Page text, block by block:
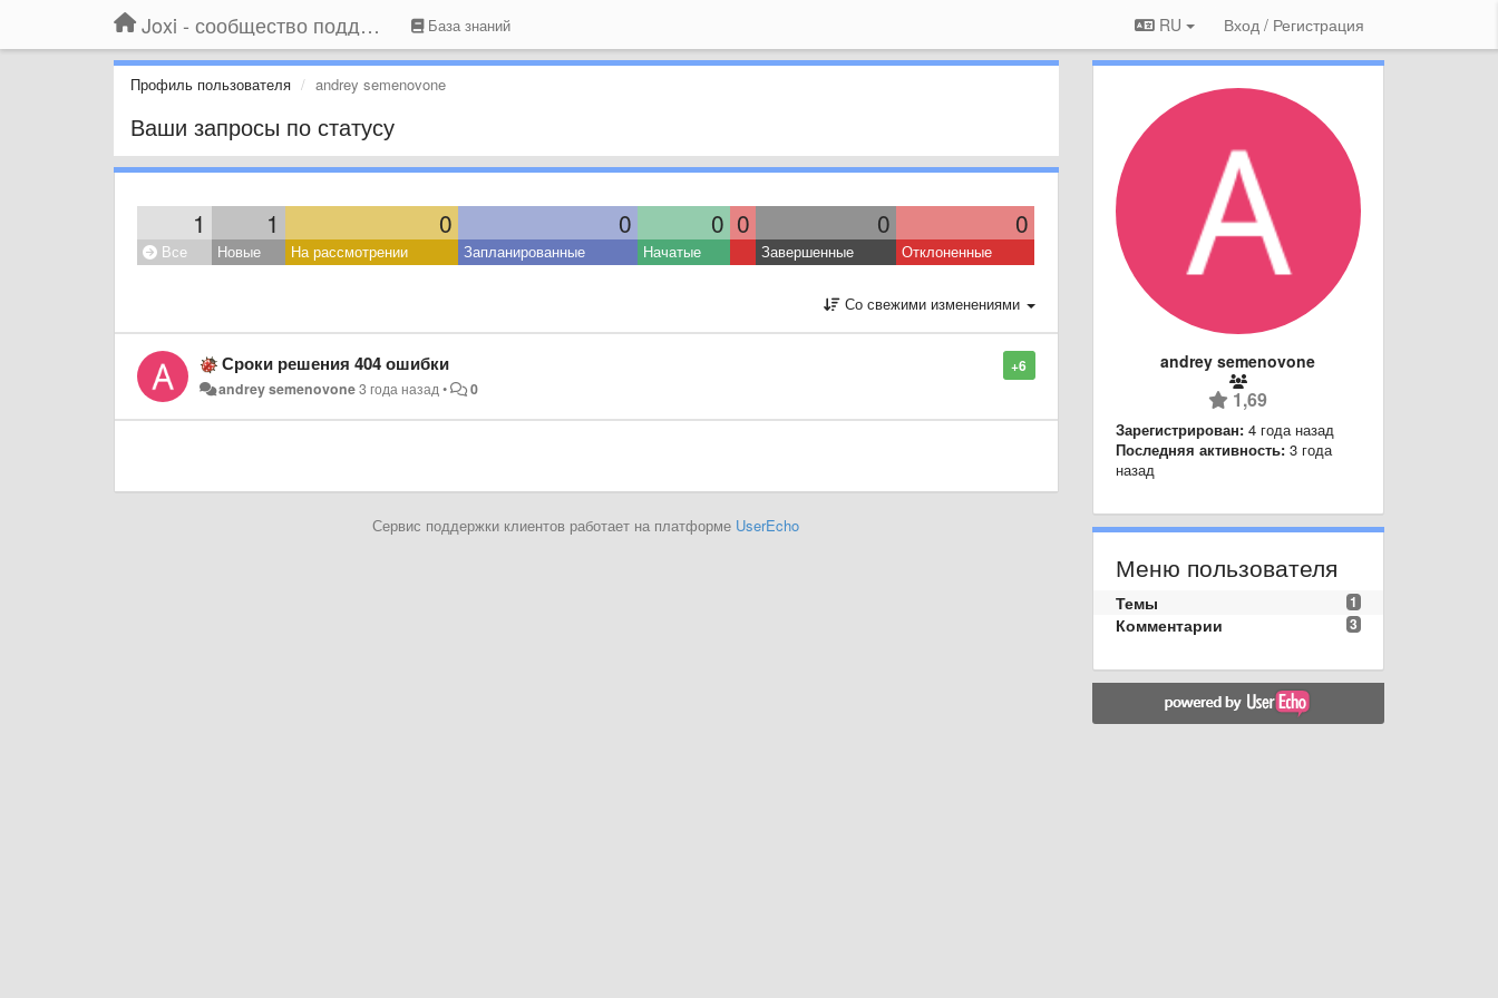
Joxi - сообщество поддержки База знаний RU Вход / Регистрация
Профиль пользователя andrey semenovone
Ваши запросы по статусу
1 1 0 0 0 0 0 0
Все Новые На рассмотрении Запланированные Начатые Завершенные Отклоненные
Со свежими изменениями
+6
Сроки решения 404 ошибки
andrey semenovone3 года назад• 0
Сервис поддержки клиентов работает на платформе UserEcho
andrey semenovone
1,69
Зарегистрирован: 4 года назад
Последняя активность: 3 года
назад
Меню пользователя
1
Темы
3
Комментарии